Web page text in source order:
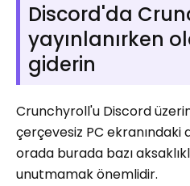
Discord'da
yayınlanırken
giderin
Crunchyroll'u Discord
çerçevesiz PC
orada burada bazı
unutmamak önemlidir.